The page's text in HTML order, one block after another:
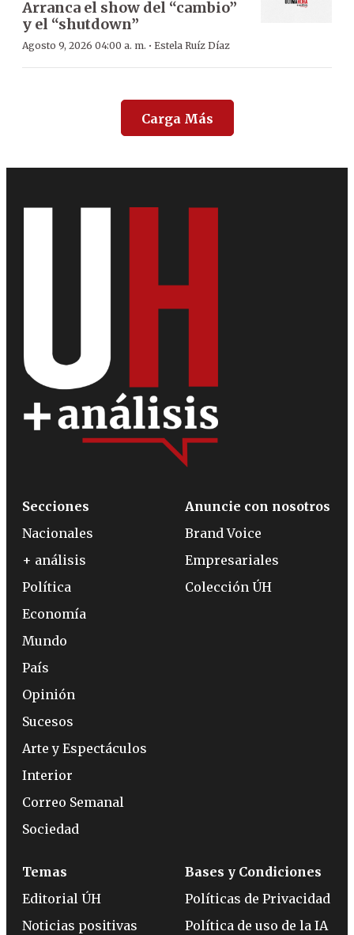
Arranca el show del “cambio”
y el “shutdown”
Agosto 9, 2026 04:00 a. m. · Estela Ruíz Díaz
Carga Más
Secciones
Nacionales
+ análisis
Política
Economía
Mundo
País
Opinión
Sucesos
Arte y Espectáculos
Interior
Correo Semanal
Sociedad
Anuncie con nosotros
Brand Voice
Empresariales
Colección ÚH
Temas
Editorial ÚH
Noticias positivas
Bases y Condiciones
Políticas de Privacidad
Política de uso de la IA